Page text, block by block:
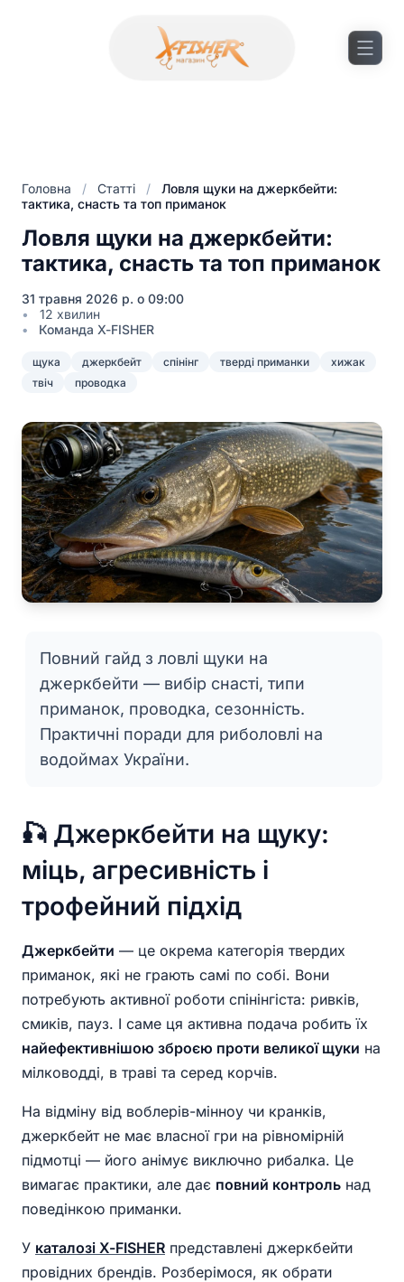
Головна / Статті /
Ловля щуки на джеркбейти:
тактика, снасть та топ приманок
Ловля щуки на джеркбейти:
тактика, снасть та топ приманок
31 травня 2026 р. о 09:00
12 хвилин
Команда X-FISHER
щука джеркбейт спінінг тверді приманки
хижак
твіч
проводка
Повний гайд з ловлі щуки на
джеркбейти — вибір снасті, типи
приманок, проводка, сезонність.
Практичні поради для риболовлі на
водоймах України.
🎣 Джеркбейти на щуку:
міць, агресивність і
трофейний підхід
Джеркбейти — це окрема категорія твердих
приманок, які не грають самі по собі. Вони
потребують активної роботи спінінгіста: ривків,
смиків, пауз. І саме ця активна подача робить їх
найефективнішою зброєю проти великої щуки на
мілководді, в траві та серед корчів.
На відміну від воблерів-мінноу чи кранків,
джеркбейт не має власної гри на рівномірній
підмотці — його анімує виключно рибалка. Це
вимагає практики, але дає повний контроль над
поведінкою приманки.
У каталозі X-FISHER представлені джеркбейти
провідних брендів. Розберімося, як обрати